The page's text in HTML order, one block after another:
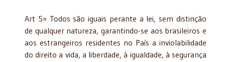
Art 5» Todos são iguais perante a lei, sem distinção
de qualquer natureza, garantindo-se aos brasileiros e
aos estrangeiros residentes no País a inviolabilidade
do direito a vida, a liberdade, à igualdade, à segurança